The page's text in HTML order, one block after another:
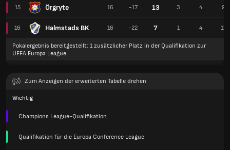
15 Örgryte
16 Halmstads BK
16 -17 13 3 4 9
16 -22 7 1 4 11
Pokalergebnis bereitgestellt: 1 zusätzlicher Platz in der Qualifikation zur
UEFA Europa League
Zum Anzeigen der erweiterten Tabelle drehen
Wichtig
Champions League-Qualifikation
Qualifikation für die Europa Conference League